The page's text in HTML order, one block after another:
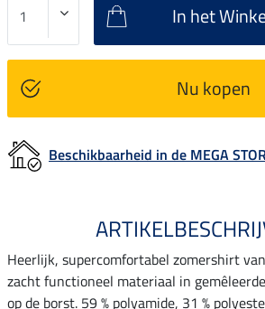
In het
Nu kopen
Beschikbaarheid in de MEGA
Heerlijk, supercomfortabel zomershirt
zacht functioneel materiaal in
op de borst. 59 % polyamide, 31 %